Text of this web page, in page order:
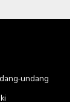
undang